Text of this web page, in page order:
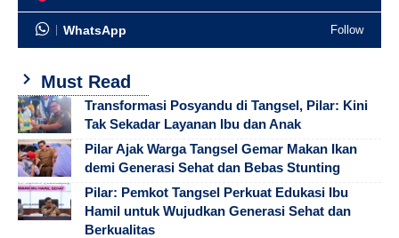
WhatsApp Follow
Must Read
Transformasi Posyandu di Tangsel, Pilar: Kini
Tak Sekadar Layanan Ibu dan Anak
Pilar Ajak Warga Tangsel Gemar Makan Ikan
demi Generasi Sehat dan Bebas Stunting
Pilar: Pemkot Tangsel Perkuat Edukasi Ibu
Hamil untuk Wujudkan Generasi Sehat dan
Berkualitas